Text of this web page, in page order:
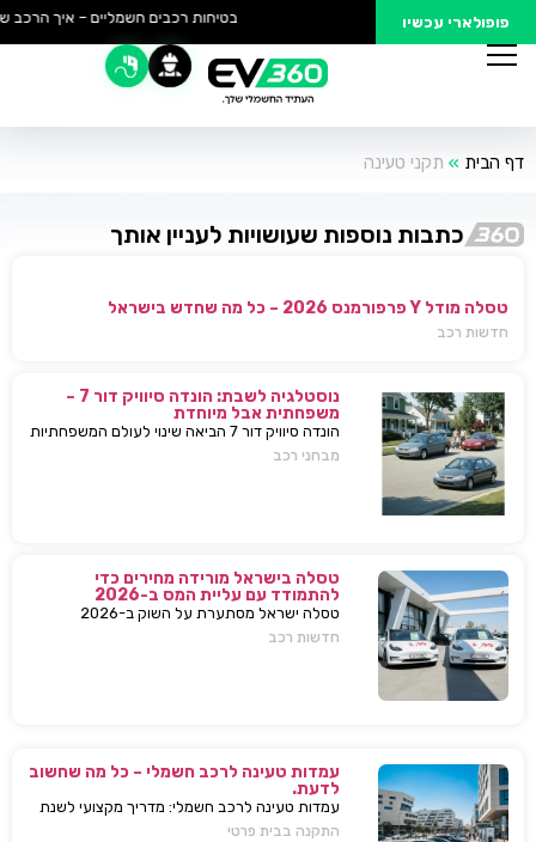
פופולארי עכשיו בטיחות רכבים חשמליים – איך הרכב
דף הבית » תקני טעינה
כתבות נוספות שעושויות לעניין אותך
טסלה מודל Y פרפורמנס 2026 – כל מה שחדש בישראל
חדשות רכב
נוסטלגיה לשבת: הונדה סיוויק דור 7 –
משפחתית אבל מיוחדת
הונדה סיוויק דור 7 הביאה שינוי לעולם המשפחתיות
בישראל — כל מה שחשוב לדעת, מפרטים ועד
מבחני רכב
טסלה בישראל מורידה מחירים כדי
להתמודד עם עליית המס ב-2026
טסלה ישראל מסתערת על השוק ב-2026
ומבצעת הפחתות מחירים של עשרות אלפי שקלים
חדשות רכב
עמדות טעינה לרכב חשמלי – כל מה שחשוב
לדעת.
עמדות טעינה לרכב חשמלי: מדריך מקצועי לשנת
2025. בחירת עמדת טעינה, התקנה בבית או
התקנה בבית פרטי